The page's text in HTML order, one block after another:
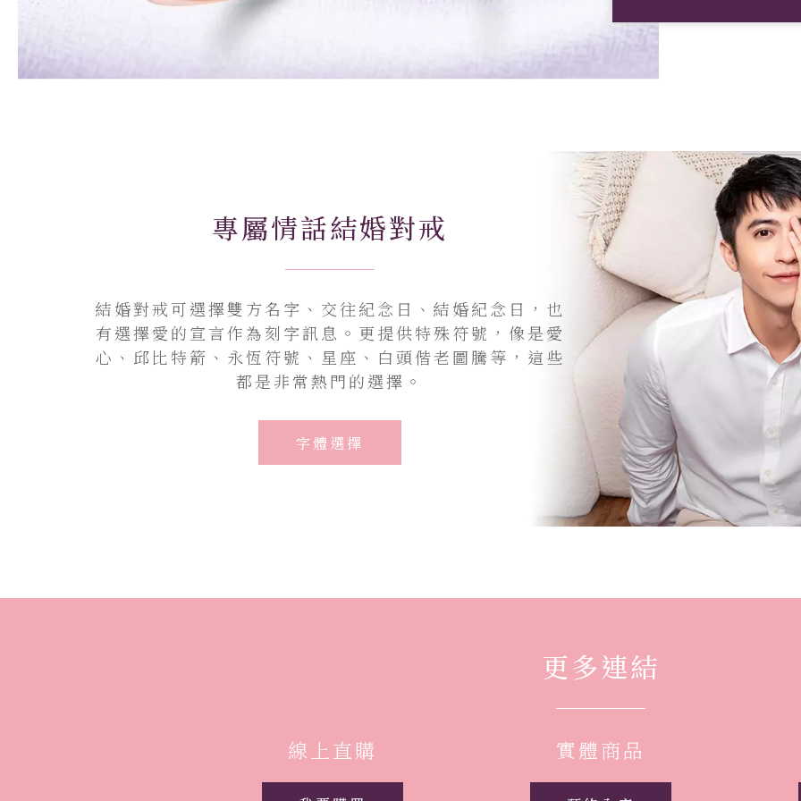
專屬情話結婚對戒
結婚對戒可選擇雙方名字、交往紀念日、結婚紀念日，也
有選擇愛的宣言作為刻字訊息。更提供特殊符號，像是愛
心、邱比特箭、永恆符號、星座、白頭偕老圖騰等，這些
都是非常熱門的選擇。
字體選擇
更多連結
線上直購 實體商品